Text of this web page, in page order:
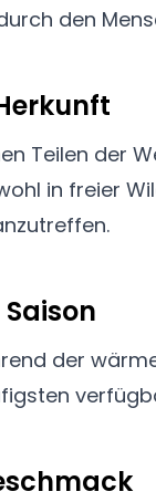
den
Teilen der
in freier
Saison
der